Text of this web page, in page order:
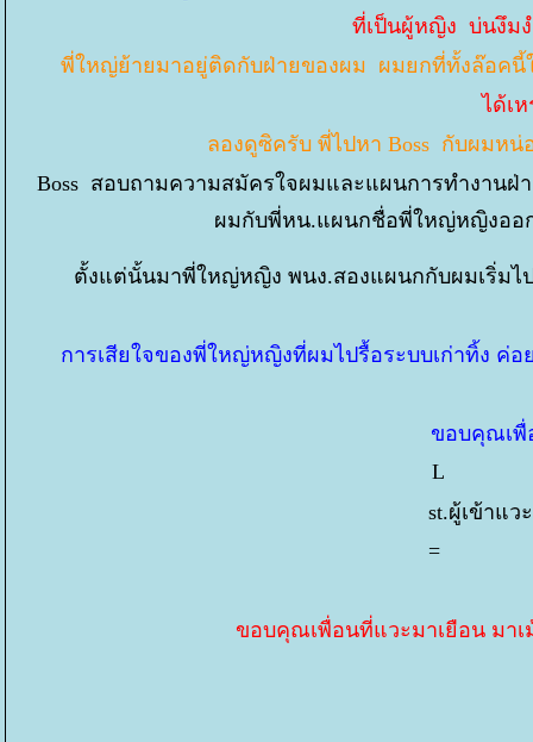
ที่เป็นผู้หญิง บ่นงึม
พี่ใหญ่ย้ายมาอยู่ติดกับฝ่ายของผม ผมยกที่ทั้งล๊อค
ได้เ
ลองดูซิครับ พี่ไปหา Boss กับผมหน่
Boss สอบถามความสมัครใจผมและแผนการทำงาน
ผมกับพี่หน.แผนกชื่อพี่ใหญ่หญิงออ
ตั้งแต่นั้นมาพี่ใหญ่หญิง พนง.สองแผนกกับผมเริ่มไ
การเสียใจของพี่ใหญ่หญิงที่ผมไปรื้อระบบเก่าทิ้ง ค่
ขอบคุณเพื่
L
st.ผู้เข้าแว
=
ขอบคุณเพื่อนที่แวะมาเยือน มา